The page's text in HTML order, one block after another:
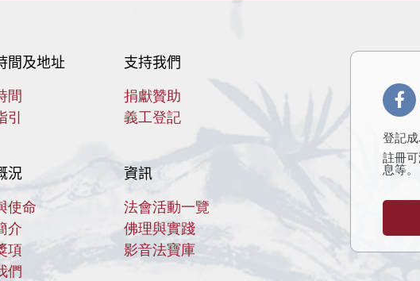
間及地址
間
引
支持我們
捐獻贊助
義工登記
況
使命
介
項
們
資訊
法會活動一覽
佛理與實踐
影音法寶庫
登記
註冊
息等。